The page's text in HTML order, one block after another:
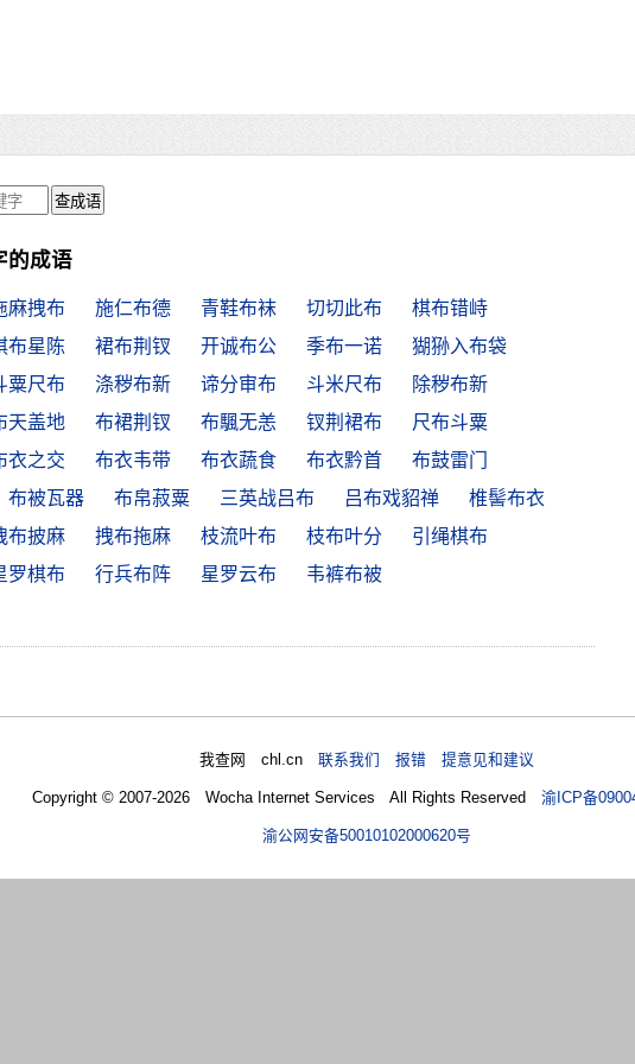
的成语
麻拽布 施仁布德 青鞋布袜 切切此布
棋布错峙
布星陈 裙布荆钗 开诚布公 季布一诺
猢狲入布袋
粟尺布 涤秽布新 谛分审布 斗米尺布
除秽布新
天盖地 布裙荆钗 布颿无恙 钗荆裙布
尺布斗粟
衣之交 布衣韦带 布衣蔬食 布衣黔首
布鼓雷门
布被瓦器 布帛菽粟 三英战吕布 吕布戏貂禅
椎髻布衣
布披麻 拽布拖麻 枝流叶布 枝布叶分
引绳棋布
罗棋布 行兵布阵 星罗云布
韦裤布被
我查网 chl.cn联系我们 报错 提意见和建议
Copyright © 2007-2026 Wocha Internet Services All Rights Reserved渝ICP备
渝公网安备50010102000620号